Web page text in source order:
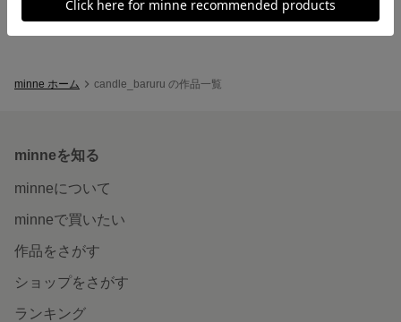
minne ホーム candle_baruru の作品一覧
minneを知る
minneについて
minneで買いたい
作品をさがす
ショップをさがす
ランキング